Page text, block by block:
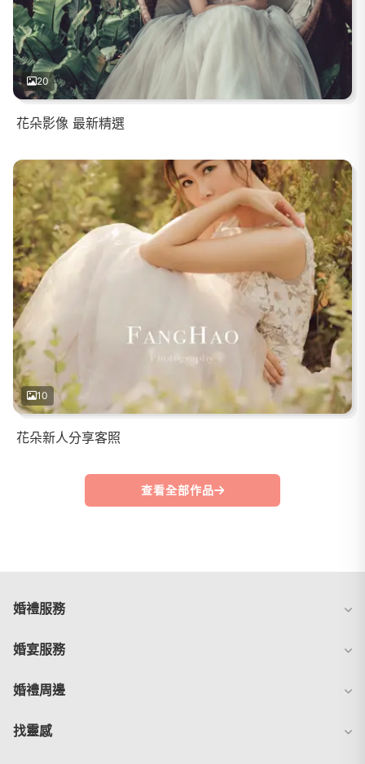
20
花朵影像 最新精選
10
花朵新人分享客照
查看全部作品
婚禮服務
婚宴服務
婚禮周邊
找靈感